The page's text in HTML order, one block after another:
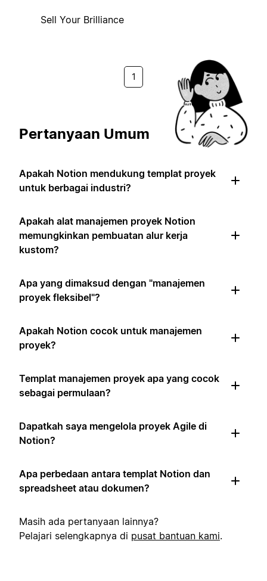
Sell Your Brilliance
1
Pertanyaan Umum
Apakah Notion mendukung templat proyek
untuk berbagai industri?
Apakah alat manajemen proyek Notion
memungkinkan pembuatan alur kerja
kustom?
Apa yang dimaksud dengan "manajemen
proyek fleksibel"?
Apakah Notion cocok untuk manajemen
proyek?
Templat manajemen proyek apa yang cocok
sebagai permulaan?
Dapatkah saya mengelola proyek Agile di
Notion?
Apa perbedaan antara templat Notion dan
spreadsheet atau dokumen?
Masih ada pertanyaan lainnya?
Pelajari selengkapnya di pusat bantuan kami.